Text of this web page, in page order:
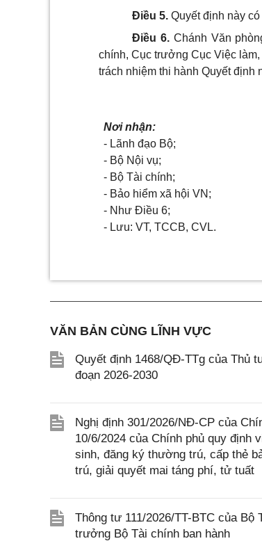
Điều 5. Quyết định này
Điều 6. Chánh Văn
chính, Cục trưởng Cục Việc
trách nhiệm thi hành Quyết định
Nơi nhận:
- Lãnh đạo Bộ;
- Bộ Nội vụ;
- Bộ Tài chính;
- Bảo hiểm xã hội VN;
- Như Điều 6;
- Lưu: VT, TCCB, CVL.
VĂN BẢN CÙNG LĨNH VỰC
Quyết định 1468/QĐ-TTg của Thủ
đoạn 2026-2030
Nghị định 301/2026/NĐ-CP của
10/6/2024 của Chính phủ quy định
sinh, đăng ký thường trú, cấp thẻ
trú, giải quyết mai táng phí, tử tuất
Thông tư 111/2026/TT-BTC của
trưởng Bộ Tài chính ban hành